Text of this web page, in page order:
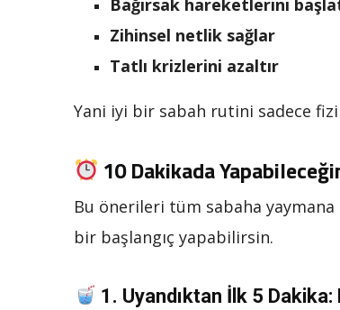
Zihinsel netlik sağlar
Tatlı krizlerini azaltır
Yani iyi bir sabah rutini sadece
10 Dakikada
Bu önerileri tüm sabaha yaymana
bir başlangıç yapabilirsin.
1. Uyandıktan İlk 5